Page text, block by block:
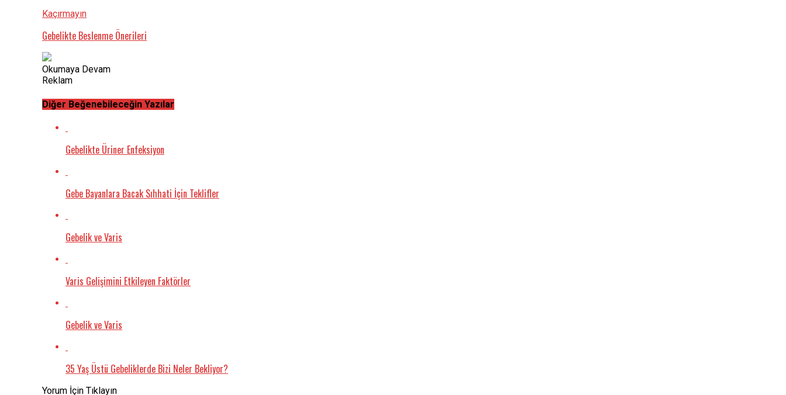
Kaçırmayın
Gebelikte Beslenme Önerileri
Okumaya Devam
Reklam
Diğer Beğenebileceğin Yazılar
Gebelikte Üriner Enfeksiyon
Gebe Bayanlara Bacak Sıhhati İçin Teklifler
Gebelik ve Varis
Varis Gelişimini Etkileyen Faktörler
Gebelik ve Varis
35 Yaş Üstü Gebeliklerde Bizi Neler Bekliyor?
Yorum İçin Tıklayın